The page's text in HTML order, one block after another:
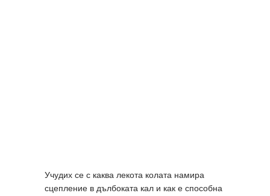
Учудих се с каква лекота колата намира
сцепление в дълбоката кал и как е способна